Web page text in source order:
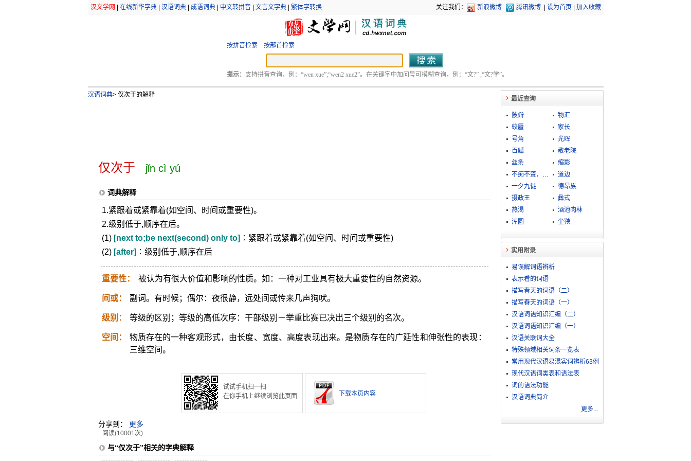
汉文学网 在线新华字典| 汉语词典| 成语词典| 中文转拼音| 文言文字典| 繁体字转换 关注我们： 新浪微博 腾讯微博 设为首页 加入收藏
按拼音检索 按部首检索
提示： 支持拼音查询，例：“wen xue”;“wen2 xue2”。在关键字中加问号可模糊查询，例：“文?” ;“文?学”。
汉语词典>仅次于的解释
仅次于 jǐn cì yú
词典解释
1.紧跟着或紧靠着(如空间、时间或重要性)。
2.级别低于,顺序在后。
(1) [next to;be next(second) only to] ∶紧跟着或紧靠着(如空间、时间或重要性)
(2) [after] ∶级别低于,顺序在后
重要性： 被认为有很大价值和影响的性质。如：一种对工业具有极大重要性的自然资源。
间或： 副词。有时候；偶尔：夜很静，远处间或传来几声狗吠。
级别： 等级的区别；等级的高低次序：干部级别ㄧ举重比赛已决出三个级别的名次。
空间：
物质存在的一种客观形式，由长度、宽度、高度表现出来。是物质存在的广延性和伸张性的表现：
三维空间。
试试手机扫一扫
在你手机上继续浏览此页面
下载本页内容
分享到： 更多
阅读(10001次)
与“仅次于”相关的字典解释
最近查询
陂僻
物汇
蛟蜃
家长
号角
光晖
百觚
敬老院
丝条
缩影
不痴不聋，不做家翁
道边
一夕九徙
德昂族
摄政王
彝式
热渴
酒池肉林
浑圆
尘鞅
实用附录
易误解词语辨析
表示看的词语
描写春天的词语（二）
描写春天的词语（一）
汉语词语知识汇编（二）
汉语词语知识汇编（一）
汉语关联词大全
特殊领域相关词条一览表
常用现代汉语易混实词辨析63例
现代汉语词类表和语法表
词的语法功能
汉语词典简介
更多...